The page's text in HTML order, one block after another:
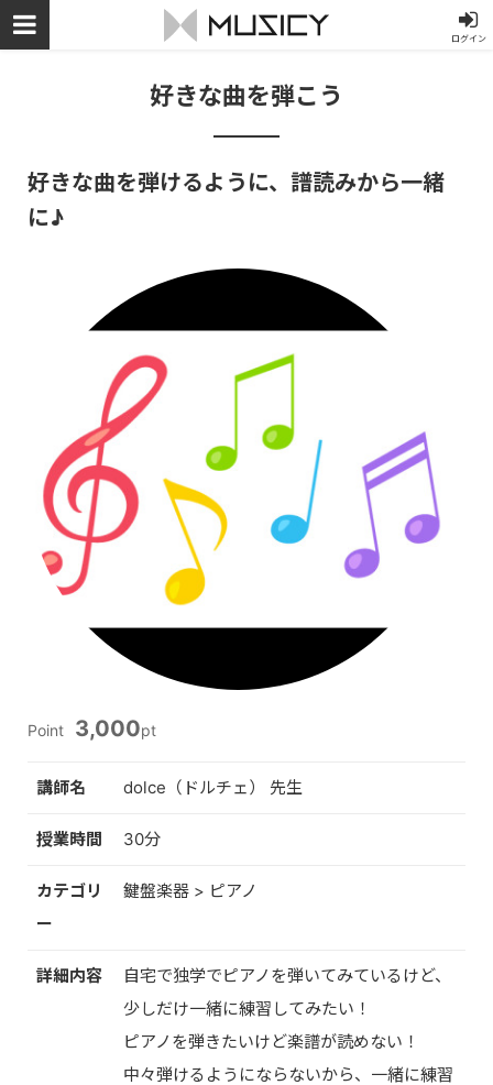
ログイン
好きな曲を弾こう
好きな曲を弾けるように、譜読みから一緒
に♪
Point 3,000pt
講師名 dolce（ドルチェ） 先生
授業時間 30分
カテゴリ
ー
鍵盤楽器 > ピアノ
詳細内容
自宅で独学でピアノを弾いてみているけど、
少しだけ一緒に練習してみたい！
ピアノを弾きたいけど楽譜が読めない！
中々弾けるようにならないから、一緒に練習